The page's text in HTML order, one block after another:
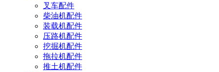
叉车配件
柴油机配件
装载机配件
压路机配件
挖掘机配件
拖拉机配件
推土机配件